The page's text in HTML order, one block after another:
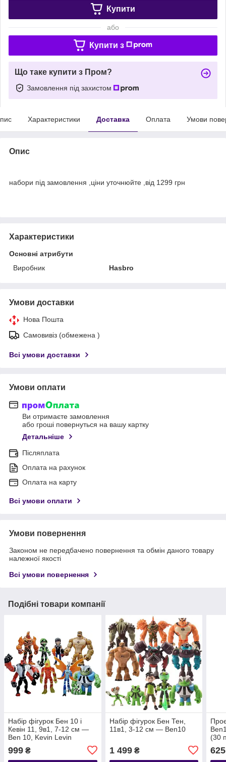
Купити
або
Купити з
Що таке купити з Пром?
Замовлення під захистом
Характеристики Доставка Оплата Умови
Опис
набори під замовлення ,ціни уточнюйте ,від 1299 грн
Характеристики
Основні атрибути
Виробник
Hasbro
Умови доставки
Нова Пошта
Самовивіз (обмежена )
Всі умови доставки
Умови оплати
Ви отримаєте замовлення
або гроші повернуться на вашу картку
Детальніше
Післяплата
Оплата на рахунок
Оплата на карту
Всі умови оплати
Умови повернення
Законом не передбачено повернення та обмін даного товару
належної якості
Всі умови повернення
Подібні товари компанії
Набір фігурок Бен 10 і
Кевін 11, 9в1, 7-12 см —
Ben 10, Kevin Levin
999 ₴
Набір фігурок Бен Тен,
11в1, 3-12 см — Ben10
1 499₴
(30
625